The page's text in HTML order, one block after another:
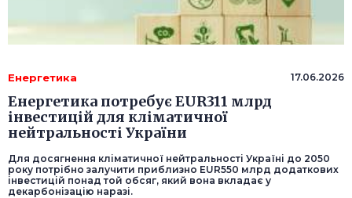
Енергетика 17.06.2026
Енергетика потребує EUR311 млрд
інвестицій для кліматичної
нейтральності України
Для досягнення кліматичної нейтральності Україні до 2050
року потрібно залучити приблизно EUR550 млрд додаткових
інвестицій понад той обсяг, який вона вкладає у
декарбонізацію наразі.